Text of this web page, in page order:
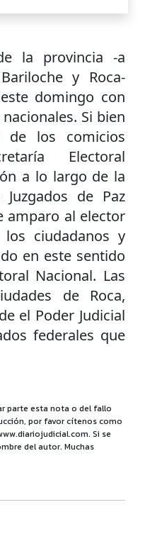
la provincia -a
y Roca-
domingo con
Si bien
de los comicios
Electoral
a lo largo de la
de Paz
amparo al elector
ciudadanos y
en este sentido
Nacional. Las
de Roca,
el Poder Judicial
federales que
parte esta nota o del fallo
por favor cítenos como
Si se
del autor. Muchas